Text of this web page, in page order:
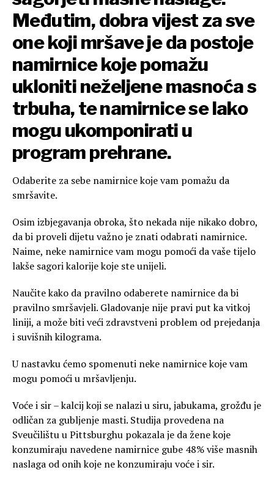
Međutim, dobra vijest za sve
one koji mršave je da postoje
namirnice koje pomažu
ukloniti neželjene masnoća s
trbuha, te namirnice se lako
mogu ukomponirati u
program prehrane.
Odaberite za sebe namirnice koje vam pomažu da
smršavite.
Osim izbjegavanja obroka, što nekada nije nikako dobro,
da bi proveli dijetu važno je znati odabrati namirnice.
Naime, neke namirnice vam mogu pomoći da vaše tijelo
lakše sagori kalorije koje ste unijeli.
Naučite kako da pravilno odaberete namirnice da bi
pravilno smršavjeli. Gladovanje nije pravi put ka vitkoj
liniji, a može biti veći zdravstveni problem od prejedanja
i suvišnih kilograma.
U nastavku ćemo spomenuti neke namirnice koje vam
mogu pomoći u mršavljenju.
Voće i sir – kalcij koji se nalazi u siru, jabukama, grožđu je
odličan za gubljenje masti. Studija provedena na
Sveučilištu u Pittsburghu pokazala je da žene koje
konzumiraju navedene namirnice gube 48% više masnih
naslaga od onih koje ne konzumiraju voće i sir.